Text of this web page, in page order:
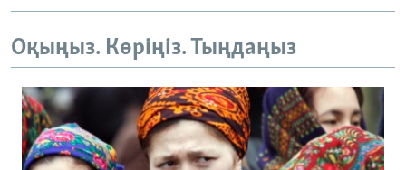
Оқыңыз. Көріңіз. Тыңдаңыз